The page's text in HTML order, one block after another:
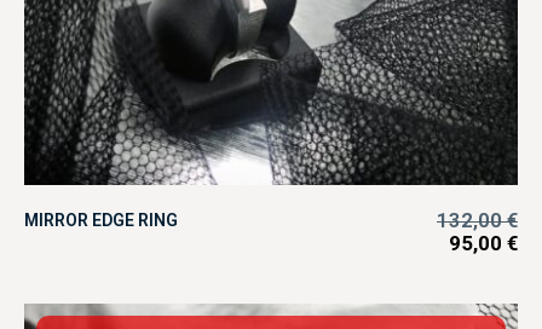
MIRROR EDGE RING 132,00€
95,00 €